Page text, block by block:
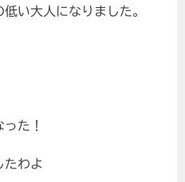
い大人になりました。
た！
たわよ